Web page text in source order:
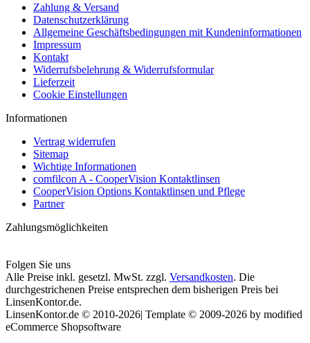
Zahlung & Versand
Datenschutzerklärung
Allgemeine Geschäftsbedingungen mit Kundeninformationen
Impressum
Kontakt
Widerrufsbelehrung & Widerrufsformular
Lieferzeit
Cookie Einstellungen
Informationen
Vertrag widerrufen
Sitemap
Wichtige Informationen
comfilcon A - CooperVision Kontaktlinsen
CooperVision Options Kontaktlinsen und Pflege
Partner
Zahlungsmöglichkeiten
Folgen Sie uns
Alle Preise inkl. gesetzl. MwSt. zzgl. Versandkosten. Die
durchgestrichenen Preise entsprechen dem bisherigen Preis bei
LinsenKontor.de.
LinsenKontor.de © 2010-2026| Template © 2009-2026 by modified
eCommerce Shopsoftware